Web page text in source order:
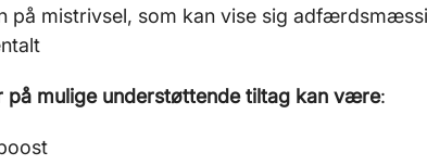
på mistrivsel, som kan vise sig
på mulige understøttende tiltag kan være: